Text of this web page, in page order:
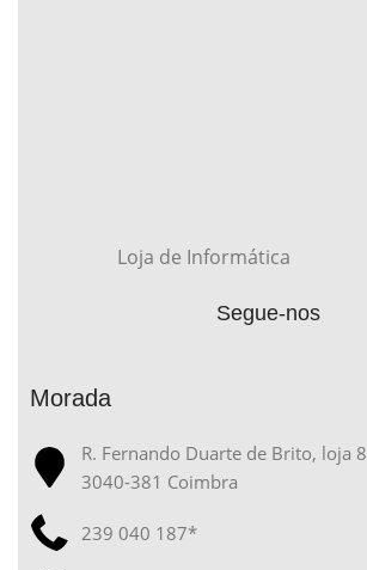
Loja de Informática
Segue-nos
Morada
R. Fernando Duarte de Brito, loja 8
3040-381 Coimbra
239 040 187*